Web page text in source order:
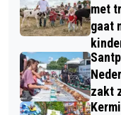
met
gaat
zakt